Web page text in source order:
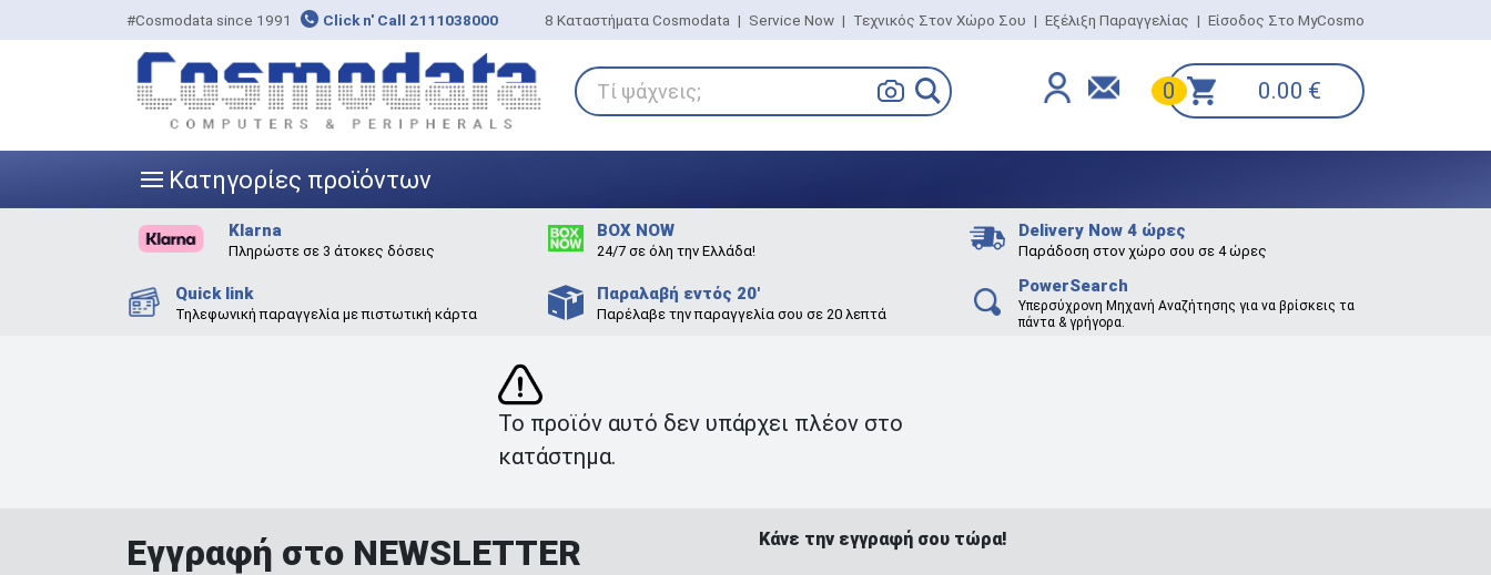
#Cosmodata since 1991 Click n' Call 2111038000 8 Καταστήματα Cosmodata | Service Now | Τεχνικός Στον Χώρο Σου | Εξέλιξη Παραγγελίας | Είσοδος Στο MyCosmo
Τί ψάχνεις; 0 0.00 €
||| Κατηγορίες προϊόντων
Klarna
Πληρώστε σε 3 άτοκες δόσεις
BOX NOW
24/7 σε όλη την Ελλάδα!
Delivery Now 4 ώρες
Παράδοση στον χώρο σου σε 4 ώρες
Quick link
Τηλεφωνική παραγγελία με πιστωτική κάρτα
Παραλαβή εντός 20'
Παρέλαβε την παραγγελία σου σε 20 λεπτά
PowerSearch
Υπερσύχρονη Μηχανή Αναζήτησης για να βρίσκεις τα
πάντα & γρήγορα.
Το προϊόν αυτό δεν υπάρχει πλέον στο
κατάστημα.
Εγγραφή στο NEWSLETTER Κάνε την εγγραφή σου τώρα!